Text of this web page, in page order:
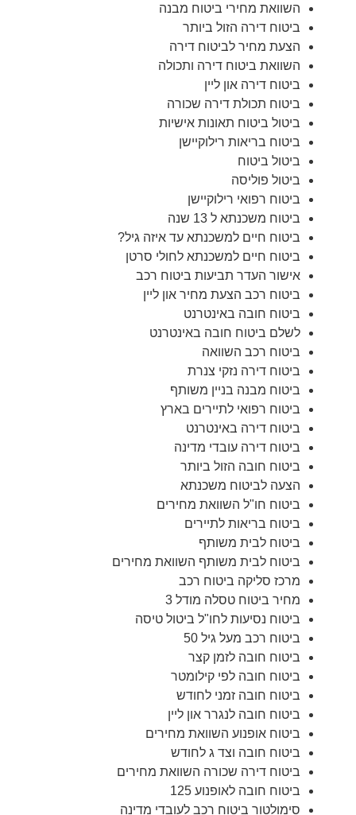
השוואת מחירי ביטוח מבנה
ביטוח דירה הזול ביותר
הצעת מחיר לביטוח דירה
השוואת ביטוח דירה ותכולה
ביטוח דירה און ליין
ביטוח תכולת דירה שכורה
ביטול ביטוח תאונות אישיות
ביטוח בריאות רילוקיישן
ביטול ביטוח
ביטול פוליסה
ביטוח רפואי רילוקיישן
ביטוח משכנתא ל 13 שנה
ביטוח חיים למשכנתא עד איזה גיל?
ביטוח חיים למשכנתא לחולי סרטן
אישור העדר תביעות ביטוח רכב
ביטוח רכב הצעת מחיר און ליין
ביטוח חובה באינטרנט
לשלם ביטוח חובה באינטרנט
ביטוח רכב השוואה
ביטוח דירה נזקי צנרת
ביטוח מבנה בניין משותף
ביטוח רפואי לתיירים בארץ
ביטוח דירה באינטרנט
ביטוח דירה עובדי מדינה
ביטוח חובה הזול ביותר
הצעה לביטוח משכנתא
ביטוח חו"ל השוואת מחירים
ביטוח בריאות לתיירים
ביטוח לבית משותף
ביטוח לבית משותף השוואת מחירים
מרכז סליקה ביטוח רכב
מחיר ביטוח טסלה מודל 3
ביטוח נסיעות לחו"ל ביטול טיסה
ביטוח רכב מעל גיל 50
ביטוח חובה לזמן קצר
ביטוח חובה לפי קילומטר
ביטוח חובה זמני לחודש
ביטוח חובה לנגרר און ליין
ביטוח אופנוע השוואת מחירים
ביטוח חובה וצד ג לחודש
ביטוח דירה שכורה השוואת מחירים
ביטוח חובה לאופנוע 125
סימולטור ביטוח רכב לעובדי מדינה